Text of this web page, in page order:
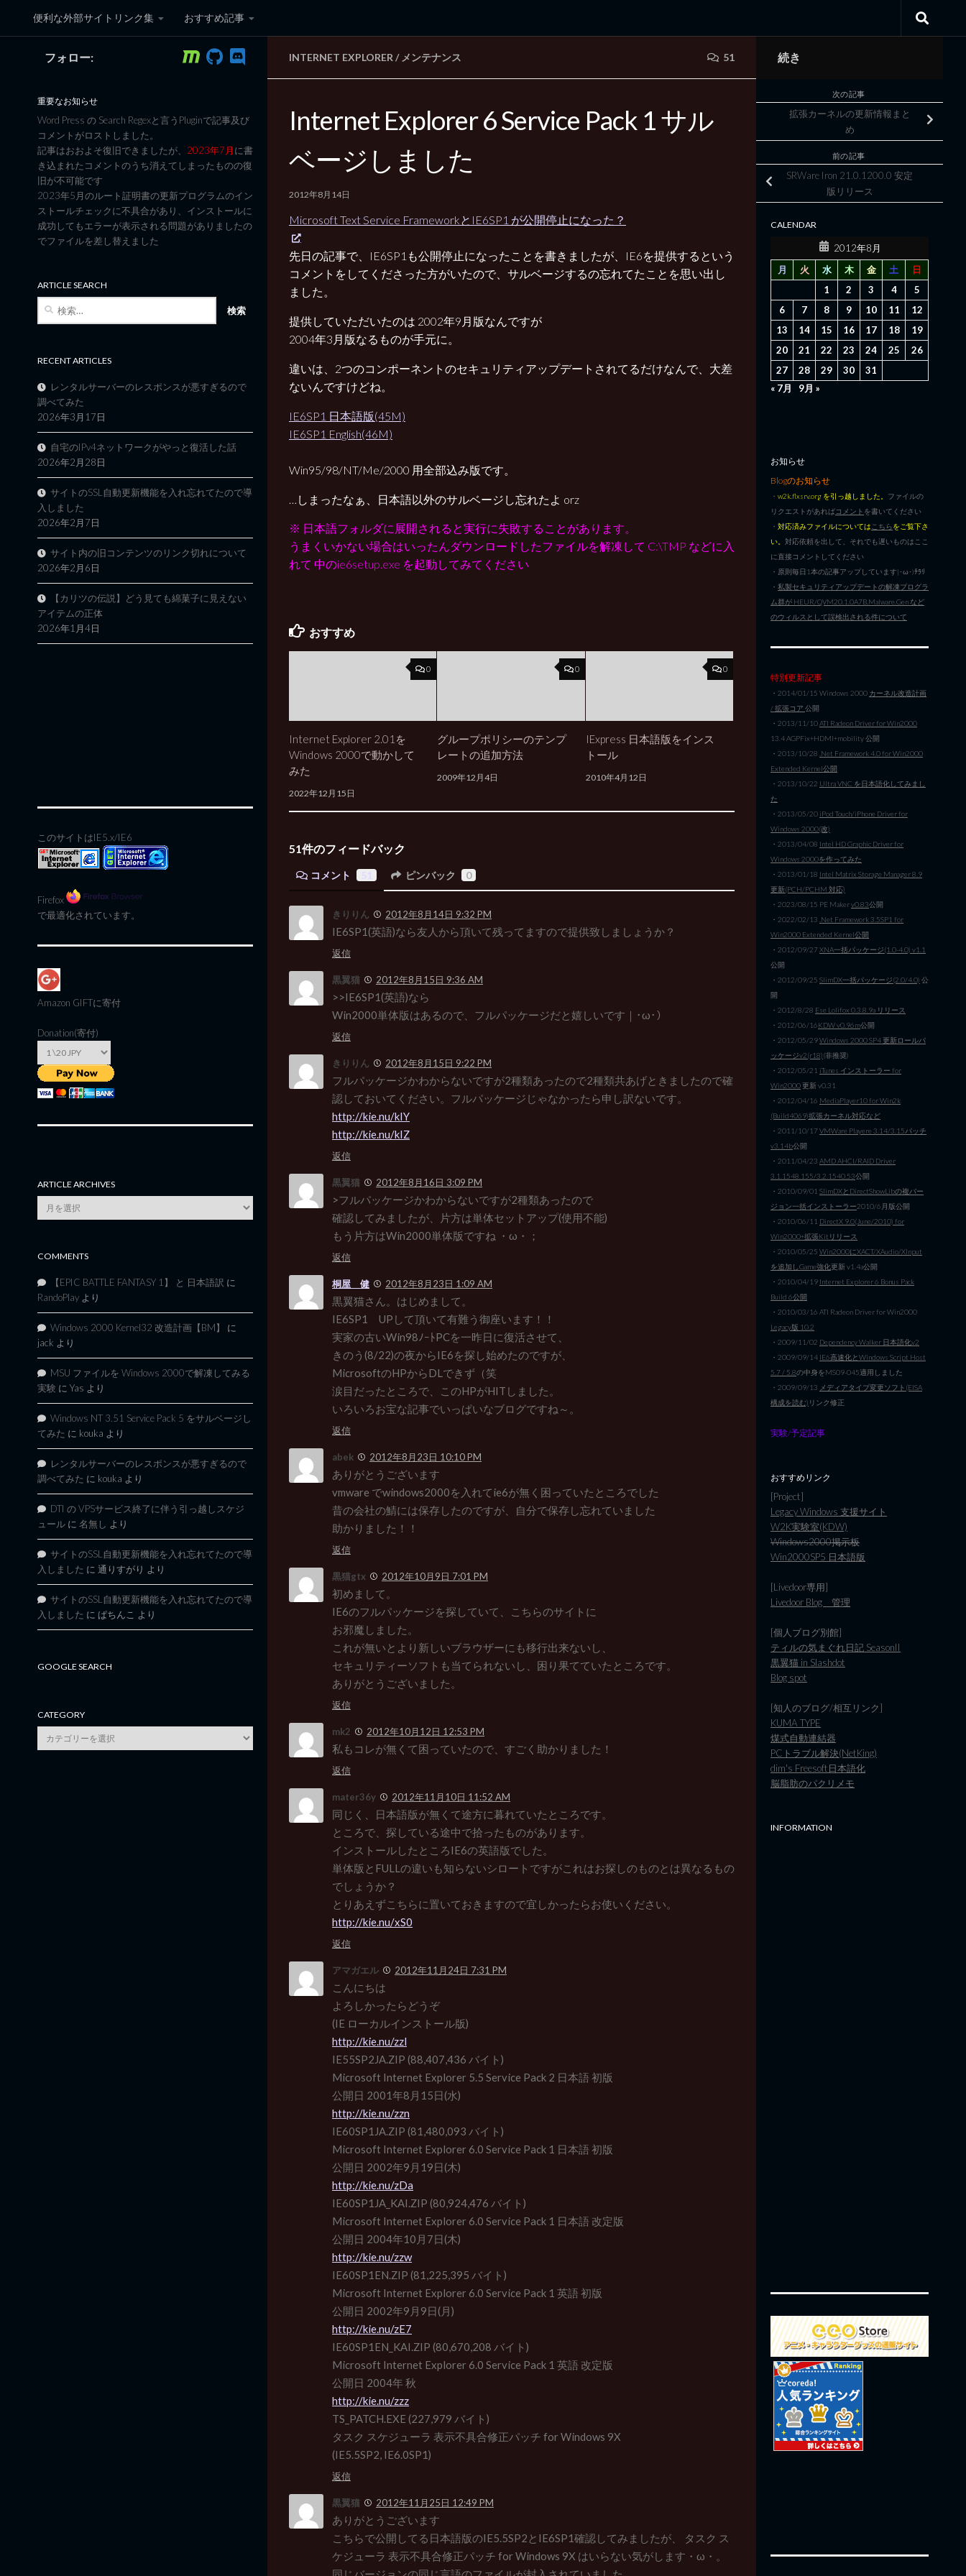
コンテンツへスキップ
便利な外部サイトリンク集 おすすめ記事
黒翼猫のコンピュータ日記 3rd Edition
INTERNET EXPLORER / メンテナンス 51
Internet Explorer 6 Service Pack 1 サル
ベージしました
2012年8月14日
Microsoft Text Service FrameworkとIE6SP1 が公開停止になった？
先日の記事で、IE6SP1も公開停止になったことを書きましたが、IE6を提供するという
コメントをしてくださった方がいたので、サルベージするの忘れてたことを思い出し
ました。
提供していただいたのは 2002年9月版なんですが
2004年3月版なるものが手元に。
違いは、2つのコンポーネントのセキュリティアップデートされてるだけなんで、大差
ないんですけどね。
IE6SP1 日本語版(45M)
IE6SP1 English(46M)
Win95/98/NT/Me/2000 用全部込み版です。
…しまったなぁ、日本語以外のサルベージし忘れたよ orz
※ 日本語フォルダに展開されると実行に失敗することがあります。
うまくいかない場合はいったんダウンロードしたファイルを解凍して C:\TMP などに入
れて 中のie6setup.exe を起動してみてください
おすすめ
0
Internet Explorer 2.01を
Windows 2000で動かして
みた
2022年12月15日
0
グループポリシーのテンプ
レートの追加方法
2009年12月4日
0
IExpress 日本語版をインス
トール
2010年4月12日
51件のフィードバック
コメント ピンバック 0
きりりん 2012年8月14日 9:32 PM
IE6SP1(英語)なら友人から頂いて残ってますので提供致しましょうか？
返信
黒翼猫 2012年8月15日 9:36 AM
>>IE6SP1(英語)なら
Win2000単体版はあるので、フルパッケージだと嬉しいです｜･ω･）
返信
きりりん 2012年8月15日 9:22 PM
フルパッケージかわからないですが2種類あったので2種類共あげときましたので確
認しておいてください。フルパッケージじゃなかったら申し訳ないです。
http://kie.nu/kIY
http://kie.nu/kIZ
返信
黒翼猫 2012年8月16日 3:09 PM
>フルパッケージかわからないですが2種類あったので
確認してみましたが、片方は単体セットアップ(使用不能)
もう片方はWin2000単体版ですね ・ω・；
返信
桐屋 健 2012年8月23日 1:09 AM
黒翼猫さん。はじめまして。
IE6SP1 UPして頂いて有難う御座います！！
実家の古いWin98ﾉｰﾄPCを一昨日に復活させて、
きのう(8/22)の夜からIE6を探し始めたのですが、
MicrosoftのHPからDLできず（笑
涙目だったところで、このHPがHITしました。
いろいろお宝な記事でいっぱいなブログですね～。
返信
abek 2012年8月23日 10:10 PM
ありがとうございます
vmware でwindows2000を入れてie6が無く困っていたところでした
昔の会社の鯖には保存したのですが、自分で保存し忘れていました
助かりました！！
返信
黒猫gtx 2012年10月9日 7:01 PM
初めまして。
IE6のフルパッケージを探していて、こちらのサイトに
お邪魔しました。
これが無いとより新しいブラウザーにも移行出来ないし、
セキュリティーソフトも当てられないし、困り果てていたところです。
ありがとうございました。
返信
mk2 2012年10月12日 12:53 PM
私もコレが無くて困っていたので、すごく助かりました！
返信
mater36y 2012年11月10日 11:52 AM
同じく、日本語版が無くて途方に暮れていたところです。
ところで、探している途中で拾ったものがあります。
インストールしたところIE6の英語版でした。
単体版とFULLの違いも知らないシロートですがこれはお探しのものとは異なるもの
でしょうか？
とりあえずこちらに置いておきますので宜しかったらお使いください。
http://kie.nu/xS0
返信
アマガエル 2012年11月24日 7:31 PM
こんにちは
よろしかったらどうぞ
(IE ローカルインストール版)
http://kie.nu/zzl
IE55SP2JA.ZIP (88,407,436 バイト)
Microsoft Internet Explorer 5.5 Service Pack 2 日本語 初版
公開日 2001年8月15日(水)
http://kie.nu/zzn
IE60SP1JA.ZIP (81,480,093 バイト)
Microsoft Internet Explorer 6.0 Service Pack 1 日本語 初版
公開日 2002年9月19日(木)
http://kie.nu/zDa
IE60SP1JA_KAI.ZIP (80,924,476 バイト)
Microsoft Internet Explorer 6.0 Service Pack 1 日本語 改定版
公開日 2004年10月7日(木)
http://kie.nu/zzw
IE60SP1EN.ZIP (81,225,395 バイト)
Microsoft Internet Explorer 6.0 Service Pack 1 英語 初版
公開日 2002年9月9日(月)
http://kie.nu/zE7
IE60SP1EN_KAI.ZIP (80,670,208 バイト)
Microsoft Internet Explorer 6.0 Service Pack 1 英語 改定版
公開日 2004年 秋
http://kie.nu/zzz
TS_PATCH.EXE (227,979 バイト)
タスク スケジューラ 表示不具合修正パッチ for Windows 9X
(IE5.5SP2, IE6.0SP1)
返信
黒翼猫 2012年11月25日 12:49 PM
ありがとうございます
こちらで公開してる日本語版のIE5.5SP2とIE6SP1確認してみましたが、 タスク ス
ケジューラ 表示不具合修正パッチ for Windows 9X はいらない気がします・ω・。
フォロー:
重要なお知らせ
Word Press の Search Regexと言うPluginで記事及び
コメントがロストしました。
記事はおおよそ復旧できましたが、 2023年7月に書
き込まれたコメントのうち消えてしまったものの復
旧が不可能です
2023年5月のルート証明書の更新プログラムのイン
ストールチェックに不具合があり、インストールに
成功してもエラーが表示される問題がありましたの
でファイルを差し替えました
ARTICLE SEARCH
RECENT ARTICLES
レンタルサーバーのレスポンスが悪すぎるので
調べてみた
2026年3月17日
自宅のIPv4ネットワークがやっと復活した話
2026年2月28日
サイトのSSL自動更新機能を入れ忘れてたので導
入しました
2026年2月7日
サイト内の旧コンテンツのリンク切れについて
2026年2月6日
【カリツの伝説】どう見ても綿菓子に見えない
アイテムの正体
2026年1月4日
このサイトはIE5.x/IE6
Firefox
で最適化されています。
Amazon GIFTに寄付
Donation(寄付)
ARTICLE ARCHIVES
Article
Archives
COMMENTS
【EPIC BATTLE FANTASY 1】 と 日本語訳 に
RandoPlay より
Windows 2000 Kernel32 改造計画【BM】
に
jack より
MSU ファイルを Windows 2000で解凍してみる
実験 に Yas より
Windows NT 3.51 Service Pack 5 をサルベージし
てみた に kouka より
レンタルサーバーのレスポンスが悪すぎるので
調べてみた に kouka より
DTI の VPSサービス終了に伴う引っ越しスケジ
ュール に 名無し より
サイトのSSL自動更新機能を入れ忘れてたので導
入しました に 通りすがり より
サイトのSSL自動更新機能を入れ忘れてたので導
入しました に ぱちんこ より
GOOGLE SEARCH
CATEGORY
category
続き
次の記事
拡張カーネルの更新情報まと
め
前の記事
SRWare Iron 21.0.1200.0 安定
版リリース
CALENDAR
2012年8月
月
火 水 木 金 土
日
1
2 3 4
5
6
7 8 9 10 11
12
13
14 15 16 17 18
19
20
21 22 23 24 25
26
27
28 29 30
31
« 7月
9月 »
お知らせ
Blogのお知らせ
・ w2k.flxsrv.org を引っ越しました。 ファイルの
リクエストがあればコメント を書いてください
・ 対応済みファイルについては こちらをご覧下さ
い。 対応依頼を出して、それでも遅いものはここ
に直接コメントしてください
・原則毎日1本の記事アップしています|･ω･)ﾁﾗﾘ
・ 私製セキュリティアップデートの解凍プログラ
ム群が HEUR/QVM20.1.0A7B.Malware.Gen など
のウィルスとして誤検出される件について
特別更新記事
・2014/01/15 Windows 2000 カーネル改造計画
/ 拡張コア 公開
・2013/11/10ATI Radeon Driver for Win2000
13.4 AGPFix+HDMI+mobility 公開
・2013/10/28 .Net Framework 4.0 for Win2000
Extended Kernel公開
・2013/10/22 Ultra VNC を日本語化してみまし
た
・2013/05/20 iPod Touch/iPhone Driver for
Windows 2000(改)
・2013/04/08 Intel HD Graphic Driver for
Windows 2000を作ってみた
・2013/01/18 Intel Matrix Storage Manager 8.9
更新(PCH/PCHM 対応)
・2023/08/15 PE Makerv0.83公開
・2022/02/13 .Net Framework 3.5SP1 for
Win2000 Extended Kernel公開
・2012/09/27XNA一括パッケージ(1.0-4.0) v1.1
公開
・2012/09/25 SlimDX一括パッケージ(2.0/4.0) 公
開
・2012/8/28 Ese Lolifox 0.3.8.9a リリース
・2012/06/16KDW v0.96m公開
・2012/05/29Windows 2000 SP4 更新ロールパ
ッケージv2(r18)(非推奨)
・2012/05/21 iTunes インストーラー for
Win2000更新 v0.31
・2012/04/16 MediaPlayer10 for Win2k
(Build4069)拡張カーネル対応など
・2011/10/17VMWare Playere 3.14/3.15パッチ
v3.14b公開
・2011/04/23 AMD AHCI/RAID Driver
3.1.1548.155/3.2.1540.53公開
・2010/09/01 SlimDXとDirectShowLibの複バー
ジョン一括インストーラー2010/6月版公開
・2010/06/11 DirectX 9.0(June/2010) for
Win2000+拡張Kitリリース
・2010/05/25 Win2000にXACT/XAudio/XInput
を追加しGame強化更新 v1.4a公開
・2010/04/19 Internet Explorer 6 Bonus Pack
Build 6公開
・2010/03/16 ATI Radeon Driver for Win2000
Legacy版 10.2
・2009/11/02 Dependency Walker 日本語化v2
・2009/09/14 IE6高速化とWindows Script Host
5.7 / 5.8の中身をMS09-045適用しました
・2009/09/13 メディアタイプ変更ソフト(EISA
構成を読む) リンク修正
実験/予定記事
おすすめリンク
[Project]
Legacy Windows 支援サイト
W2K実験室(KDW)
Windows2000掲示板
Win2000SP5 日本語版
[Livedoor専用]
Livedoor Blog 管理
[個人ブログ別館]
ティルの気まぐれ日記 SeasonII
黒翼猫 in Slashdot
Blog spot
[知人のブログ/相互リンク]
KUMA TYPE
煤式自動連結器
PCトラブル解決(NetKing)
dim's Freesoft日本語化
脳脂肪のパクリメモ
INFORMATION